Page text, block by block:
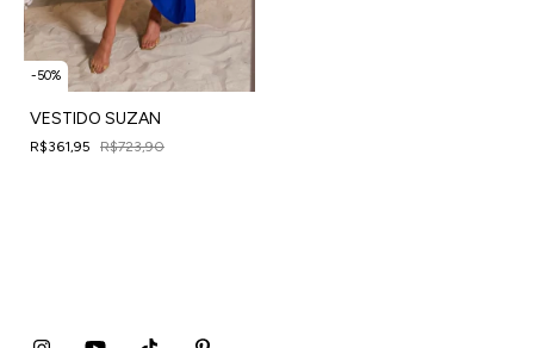
-50%
VESTIDO SUZAN
R$361,95 R$723,90